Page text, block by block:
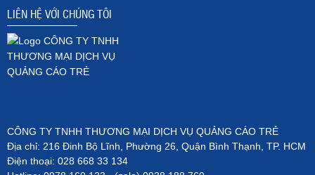
LIÊN HỆ VỚI CHÚNG TÔI
CÔNG TY TNHH THƯƠNG MẠI DỊCH VỤ QUẢNG CÁO TRẺ
Địa chỉ: 216 Đinh Bộ Lĩnh, Phường 26, Quận Bình Thạnh, TP. HCM
Điện thoại: 028 668 33 134